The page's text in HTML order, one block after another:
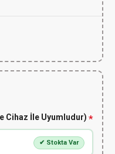
Cihaz İle Uyumludur)
✔ Stokta Var